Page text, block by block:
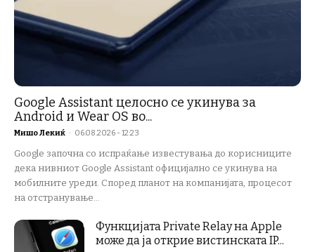
Google Assistant целосно се укинува за
Android и Wear OS во...
Мишо Лекиќ - 06.08.2026 - 12:23
Google започна со испраќање известувања до корисниците
дека нивниот Google Assistant официјално се укинува на
мобилните уреди. Според планот на компанијата, процесот
на отстранување...
Функцијата Private Relay на Apple
може да ја открие вистинската IP...